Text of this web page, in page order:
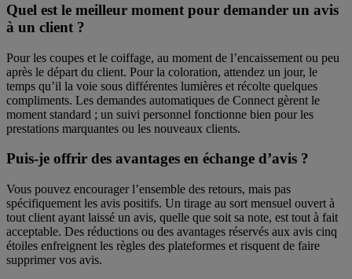
Quel est le meilleur moment pour demander un avis
à un client ?
Pour les coupes et le coiffage, au moment de l’encaissement ou peu
après le départ du client. Pour la coloration, attendez un jour, le
temps qu’il la voie sous différentes lumières et récolte quelques
compliments. Les demandes automatiques de Connect gèrent le
moment standard ; un suivi personnel fonctionne bien pour les
prestations marquantes ou les nouveaux clients.
Puis-je offrir des avantages en échange d’avis ?
Vous pouvez encourager l’ensemble des retours, mais pas
spécifiquement les avis positifs. Un tirage au sort mensuel ouvert à
tout client ayant laissé un avis, quelle que soit sa note, est tout à fait
acceptable. Des réductions ou des avantages réservés aux avis cinq
étoiles enfreignent les règles des plateformes et risquent de faire
supprimer vos avis.